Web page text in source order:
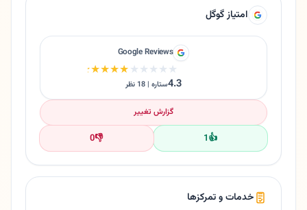
امتیاز گوگل
Google Reviews
★★★★★
★★★★★
4.3ستاره | 18 نظر
گزارش تغییر
👍
1
👎
0
خدمات و تمرکزها